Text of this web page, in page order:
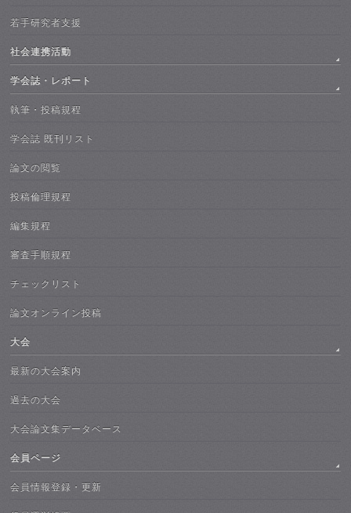
若手研究者支援
社会連携活動
学会誌・レポート
執筆・投稿規程
学会誌 既刊リスト
論文の閲覧
投稿倫理規程
編集規程
審査手順規程
チェックリスト
論文オンライン投稿
大会
最新の大会案内
過去の大会
大会論文集データベース
会員ページ
会員情報登録・更新